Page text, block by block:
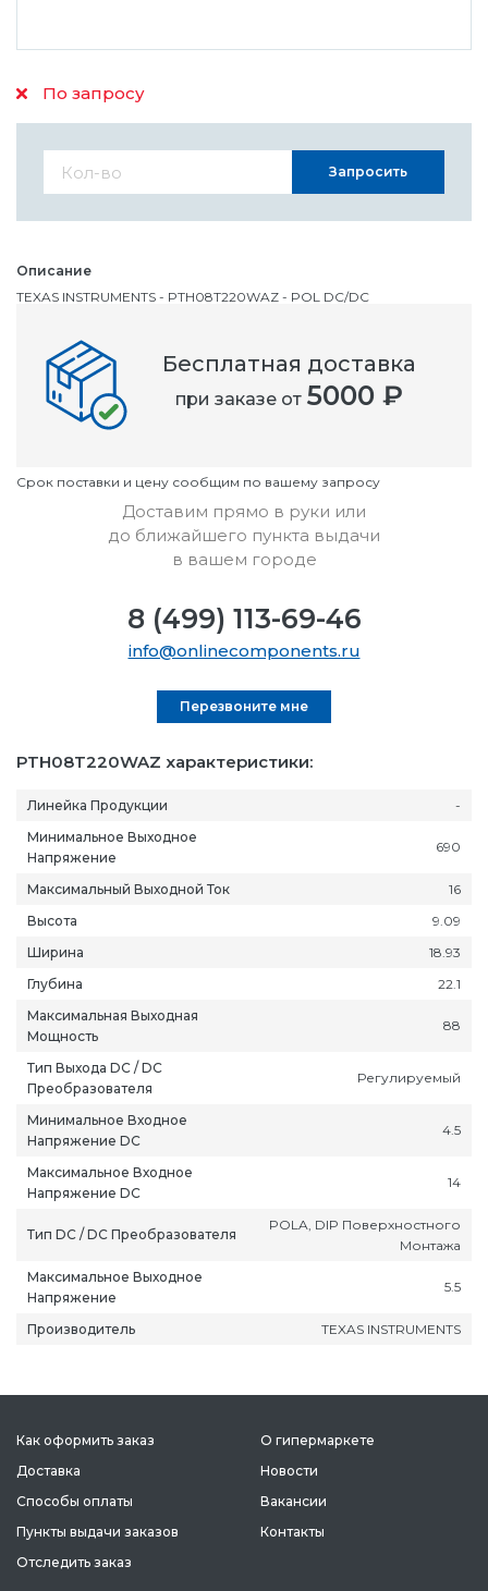
По запросу
Описание
TEXAS INSTRUMENTS - PTH08T220WAZ - POL DC/DC
Номенклатурный номер
OC3009733
Cрок поставки и цену сообщим по вашему запросу
Запросить
PTH08T220WAZ характеристики:
Линейка Продукции
-
Минимальное Выходное
Напряжение
690
Максимальный Выходной Ток
16
Высота
9.09
Ширина
18.93
Глубина
22.1
Максимальная Выходная
Мощность
88
Тип Выхода DC / DC
Преобразователя
Регулируемый
Минимальное Входное
Напряжение DC
4.5
Максимальное Входное
Напряжение DC
14
Тип DC / DC Преобразователя
POLA, DIP Поверхностного
Монтажа
Максимальное Выходное
Напряжение
5.5
Производитель TEXAS INSTRUMENTS
Бесплатная доставка
при заказе от 5000 ₽
Доставим прямо в руки или
до ближайшего пункта выдачи
в вашем городе
8 (499) 113-69-46
info@onlinecomponents.ru
Перезвоните мне
Как оформить заказ
Доставка
Способы оплаты
Пункты выдачи заказов
Отследить заказ
О гипермаркете
Новости
Вакансии
Контакты